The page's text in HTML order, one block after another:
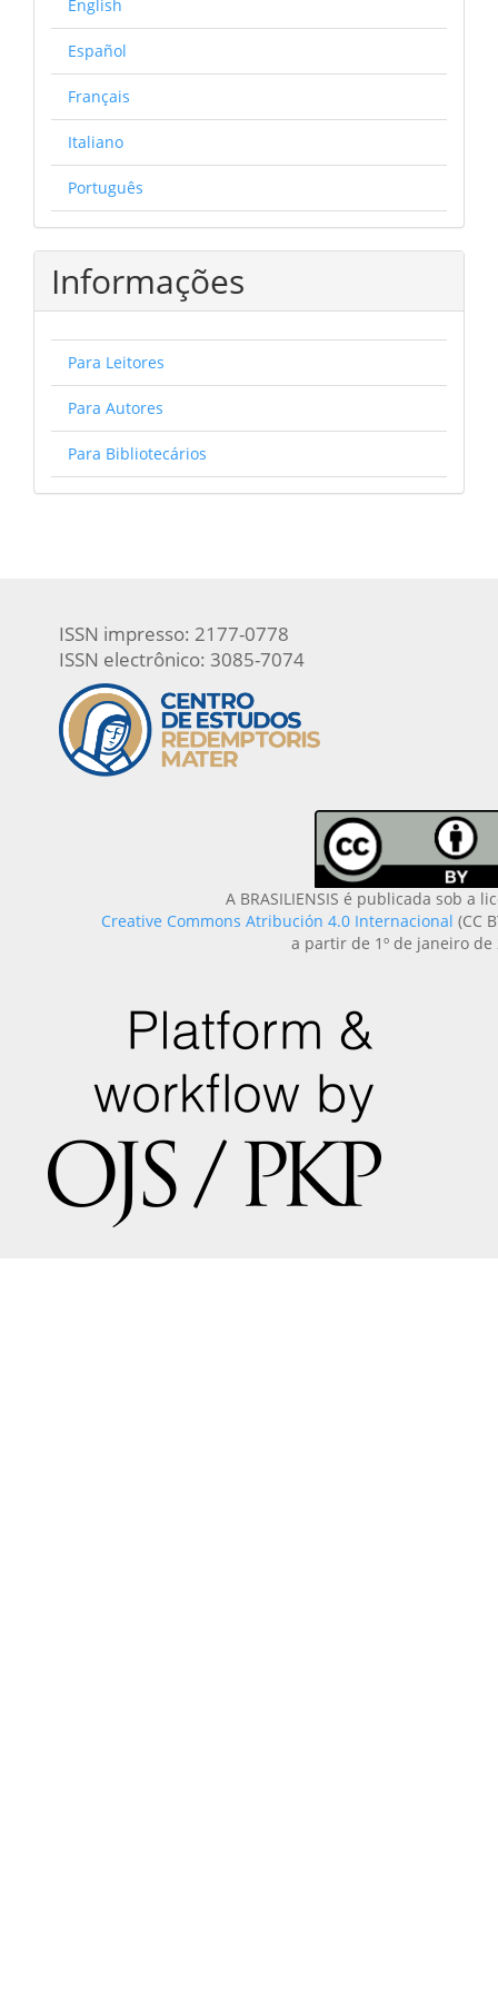
English
Español
Français
Italiano
Português
Informações
Para Leitores
Para Autores
Para Bibliotecários
ISSN impresso: 2177-0778
ISSN electrônico: 3085-7074
A BRASILIENSIS é publicada sob a
Creative Commons Atribución 4.0 Internacional (CC
a partir de 1º de janeiro de